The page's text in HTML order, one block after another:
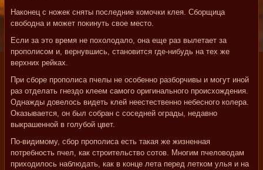
Наконец с ножек сняты последние комочки клея. Сборщица
свободна и может покинуть свое место.
Если за это время не похолодало, она еще раз вылетает за
прополисом и, вернувшись, становится где-нибудь на тех же
верхних рейках.
При сборе прополиса пчелы не особенно разборчивы и могут иной
раз отделать гнездо клеем самого оригинального происхождения.
Однажды довелось видеть клей неестественно небесного колера.
Оказывается, он был собран с соседней ограды, недавно
выкрашенной в голубой цвет.
По-видимому, сбор прополиса есть такая же жизненная
потребность пчел, как строительство сотов. Многим пчеловодам
приходилось наблюдать, как в конце лета перед летком улья и на